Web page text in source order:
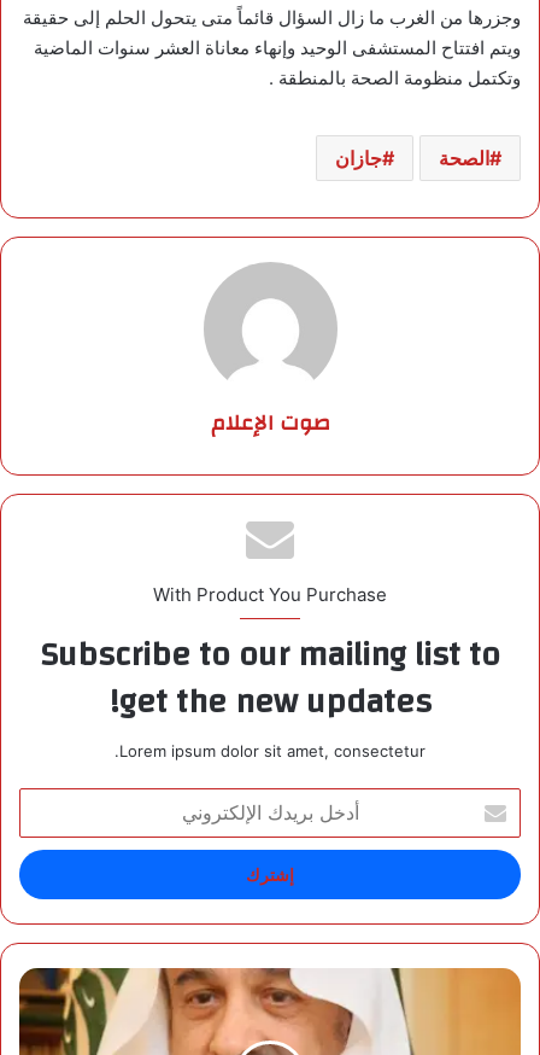
وجزرها من الغرب ما زال السؤال قائماً متى يتحول الحلم إلى حقيقة
ويتم افتتاح المستشفى الوحيد وإنهاء معاناة العشر سنوات الماضية
وتكتمل منظومة الصحة بالمنطقة .
الصحة جازان
صوت الإعلام
With Product You Purchase
Subscribe to our mailing list to
get the new updates!
Lorem ipsum dolor sit amet, consectetur.
خ
ل
ر
دأ